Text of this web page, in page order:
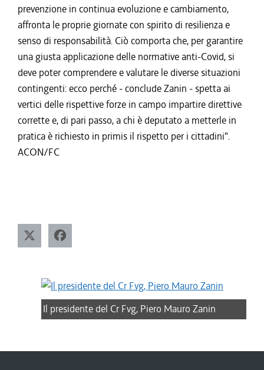
prevenzione in continua evoluzione e cambiamento,
affronta le proprie giornate con spirito di resilienza e
senso di responsabilità. Ciò comporta che, per garantire
una giusta applicazione delle normative anti-Covid, si
deve poter comprendere e valutare le diverse situazioni
contingenti: ecco perché - conclude Zanin - spetta ai
vertici delle rispettive forze in campo impartire direttive
corrette e, di pari passo, a chi è deputato a metterle in
pratica è richiesto in primis il rispetto per i cittadini".
ACON/FC
Il presidente del Cr Fvg, Piero Mauro Zanin